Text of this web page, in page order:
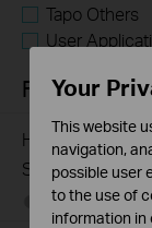
Tapo Others
User
FAQs
How to
Switch
06-24-2026
Your
This website
navigation,
possible user
to the use of
information in